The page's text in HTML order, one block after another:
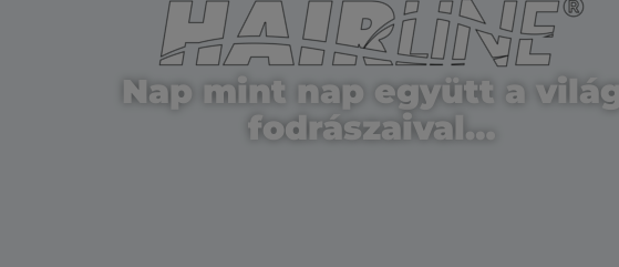
Nap mint nap együtt a világ
fodrászaival…